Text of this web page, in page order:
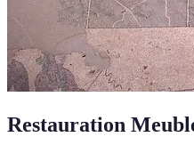
Restauration